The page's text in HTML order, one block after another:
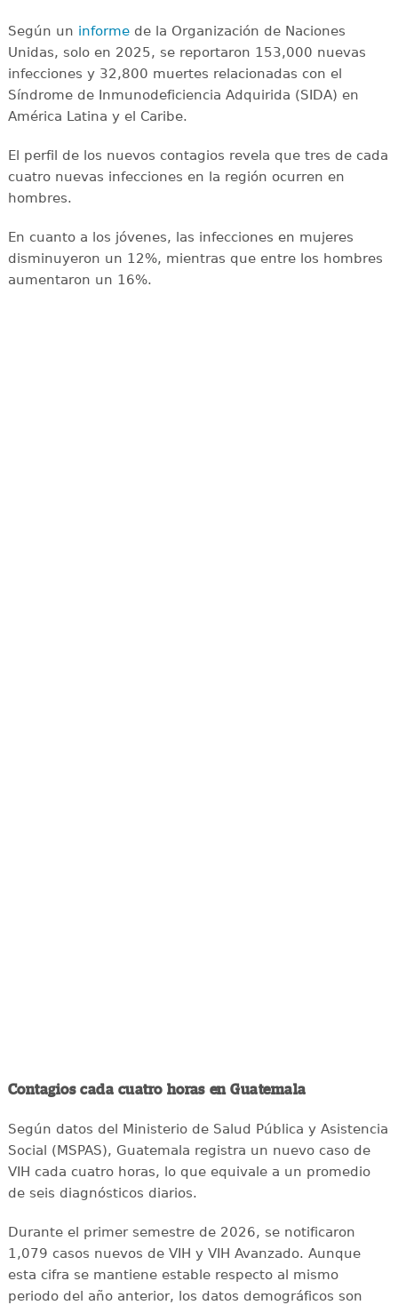
Según un informede la Organización de Naciones
Unidas, solo en 2025, se reportaron 153,000 nuevas
infecciones y 32,800 muertes relacionadas con el
Síndrome de Inmunodeficiencia Adquirida (SIDA) en
América Latina y el Caribe.
El perfil de los nuevos contagios revela que tres de cada
cuatro nuevas infecciones en la región ocurren en
hombres.
En cuanto a los jóvenes, las infecciones en mujeres
disminuyeron un 12%, mientras que entre los hombres
aumentaron un 16%.
Contagios cada cuatro horas en Guatemala
Según datos del Ministerio de Salud Pública y Asistencia
Social (MSPAS), Guatemala registra un nuevo caso de
VIH cada cuatro horas, lo que equivale a un promedio
de seis diagnósticos diarios.
Durante el primer semestre de 2026, se notificaron
1,079 casos nuevos de VIH y VIH Avanzado. Aunque
esta cifra se mantiene estable respecto al mismo
periodo del año anterior, los datos demográficos son